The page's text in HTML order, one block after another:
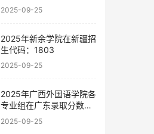
2025-09-25
2025年新余学院在新疆招
生代码：1803
2025-09-25
2025年广西外国语学院各
专业组在广东录取分数线
及位次
2025-09-25